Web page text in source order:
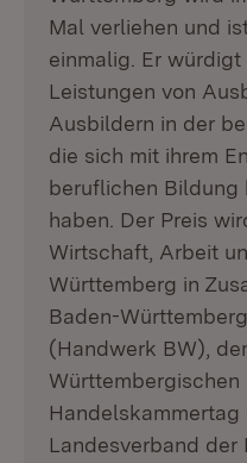
Mal verliehen und
einmalig. Er
Leistungen von
Ausbildern in der
die sich mit ihrem
beruflichen Bildung
haben. Der Preis
Wirtschaft, Arbeit
Württemberg in
Baden-
(Handwerk BW),
Württembergischen
Landesverband der